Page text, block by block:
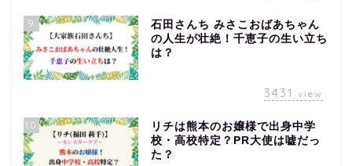
9
石田さんち みさこおばあちゃん
の人生が壮絶！千恵子の生い立ち
は？
3431 view
10
リチは熊本のお嬢様で出身中学
校・高校特定？PR大使は嘘だっ
た？